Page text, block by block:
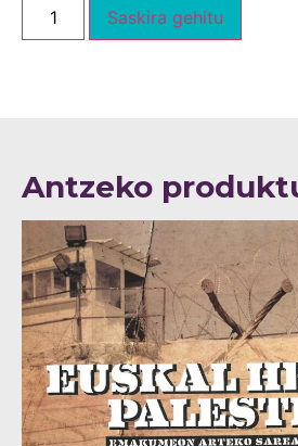
Saskira gehitu
Antzeko